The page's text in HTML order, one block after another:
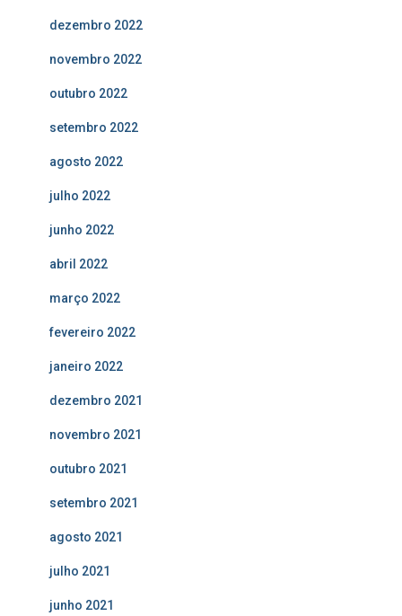
dezembro 2022
novembro 2022
outubro 2022
setembro 2022
agosto 2022
julho 2022
junho 2022
abril 2022
março 2022
fevereiro 2022
janeiro 2022
dezembro 2021
novembro 2021
outubro 2021
setembro 2021
agosto 2021
julho 2021
junho 2021